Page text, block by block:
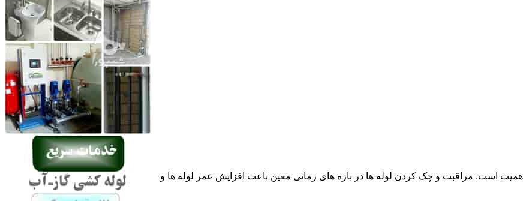
است. مراقبت و چک کردن لوله ها در بازه های زمانی معین باعث افزایش عمر لوله ها و